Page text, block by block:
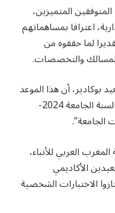
المتميزين،
اعترافا بمساهماتهم
لما حققوه من
والتخصصات.
أن هذا الموعد
يشكل “لحظة قوية للاحتفاء بنجاحات السنة الجامعة 2024-
العربي للأنباء،
الأكاديمي
الاختبارات الشخصية